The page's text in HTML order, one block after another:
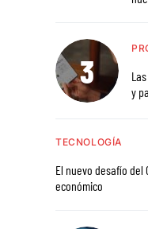
y
TECNOLOGÍA
El nuevo desafío del
económico